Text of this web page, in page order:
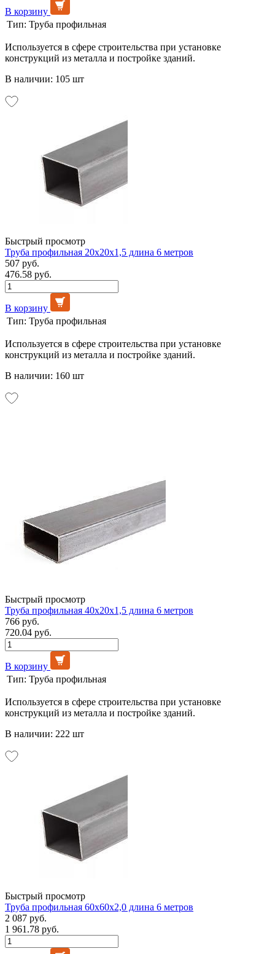
В корзину
Тип: Труба профильная
Используется в сфере строительства при установке
конструкций из металла и постройке зданий.
В наличии: 105 шт
Быстрый просмотр
Труба профильная 20х20х1,5 длина 6 метров
507 руб.
476.58 руб.
В корзину
Тип: Труба профильная
Используется в сфере строительства при установке
конструкций из металла и постройке зданий.
В наличии: 160 шт
Быстрый просмотр
Труба профильная 40х20х1,5 длина 6 метров
766 руб.
720.04 руб.
В корзину
Тип: Труба профильная
Используется в сфере строительства при установке
конструкций из металла и постройке зданий.
В наличии: 222 шт
Быстрый просмотр
Труба профильная 60х60х2,0 длина 6 метров
2 087 руб.
1 961.78 руб.